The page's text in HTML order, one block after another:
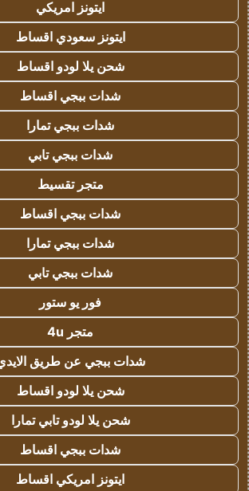
ايتونز امريكي
ايتونز سعودي اقساط
شحن يلا لودو اقساط
شدات ببجي اقساط
شدات ببجي تمارا
شدات ببجي تابي
متجر تقسيط
شدات ببجي اقساط
شدات ببجي تمارا
شدات ببجي تابي
فور يو ستور
متجر 4u
شدات ببجي عن طريق
شحن يلا لودو اقساط
شحن يلا لودو تابي تمارا
شدات ببجي اقساط
ايتونز امريكي اقساط